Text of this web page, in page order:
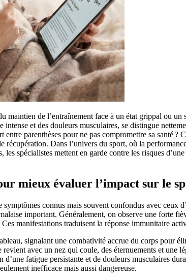
maintien de l’entraînement face à un état grippal ou
et des douleurs musculaires, se distingue
parenthèses pour ne pas compromettre sa santé
récupération. Dans l’univers du sport, où la
spécialistes mettent en garde contre les risques
mieux évaluer l’impact sur le
connus mais souvent confondus avec
important. Généralement, on observe une forte
manifestations traduisent la réponse immunitaire
signalant une combativité accrue du corps pour
avec un nez qui coule, des éternuements et
fatigue persistante et de douleurs musculaires
inefficace mais aussi dangereuse.